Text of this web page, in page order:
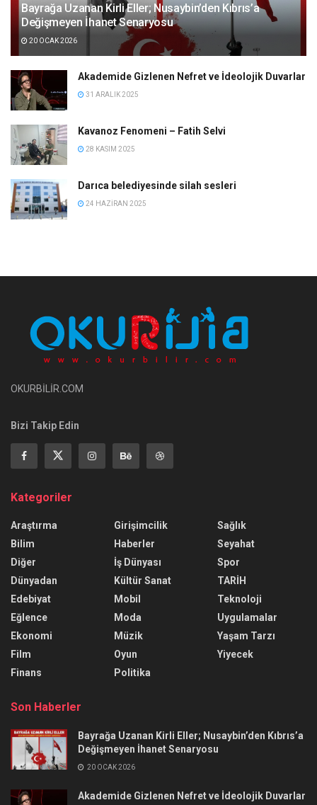
Bayrağa Uzanan Kirli Eller; Nusaybin’den Kıbrıs’a
Değişmeyen İhanet Senaryosu
20 OCAK 2026
Akademide Gizlenen Nefret ve İdeolojik Duvarlar
31 ARALIK 2025
Kavanoz Fenomeni – Fatih Selvi
28 KASIM 2025
Darıca belediyesinde silah sesleri
24 HAZIRAN 2025
OKURBİLİR.COM
Bizi Takip Edin
Kategoriler
Araştırma
Bilim
Diğer
Dünyadan
Edebiyat
Eğlence
Ekonomi
Film
Finans
Girişimcilik
Haberler
İş Dünyası
Kültür Sanat
Mobil
Moda
Müzik
Oyun
Politika
Sağlık
Seyahat
Spor
TARİH
Teknoloji
Uygulamalar
Yaşam Tarzı
Yiyecek
Son Haberler
Bayrağa Uzanan Kirli Eller; Nusaybin’den Kıbrıs’a
Değişmeyen İhanet Senaryosu
20 OCAK 2026
Akademide Gizlenen Nefret ve İdeolojik Duvarlar